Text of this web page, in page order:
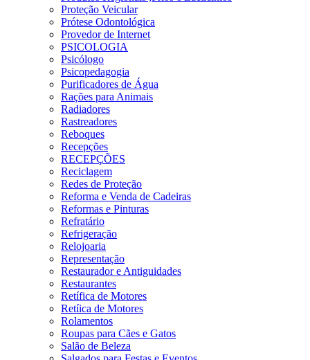
Proteção Veicular
Prótese Odontológica
Provedor de Internet
PSICOLOGIA
Psicólogo
Psicopedagogia
Purificadores de Água
Rações para Animais
Radiadores
Rastreadores
Reboques
Recepções
RECEPÇÕES
Reciclagem
Redes de Proteção
Reforma e Venda de Cadeiras
Reformas e Pinturas
Refratário
Refrigeração
Relojoaria
Representação
Restaurador e Antiguidades
Restaurantes
Retífica de Motores
Retíica de Motores
Rolamentos
Roupas para Cães e Gatos
Salão de Beleza